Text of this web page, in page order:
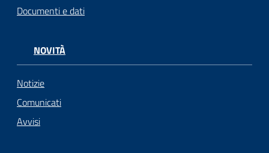
Documenti e dati
NOVITÀ
Notizie
Comunicati
Avvisi